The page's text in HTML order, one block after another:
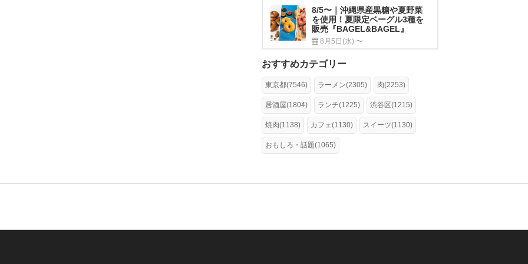
8/5〜｜沖縄県産黒糖や夏野菜
を使用！夏限定ベーグル3種を
販売『BAGEL&BAGEL』
8月5日(水) 〜
おすすめカテゴリー
東京都(7546) ラーメン(2305) 肉(2253)
居酒屋(1804) ランチ(1225) 渋谷区(1215)
焼肉(1138) カフェ(1130) スイーツ(1130)
おもしろ・話題(1065)